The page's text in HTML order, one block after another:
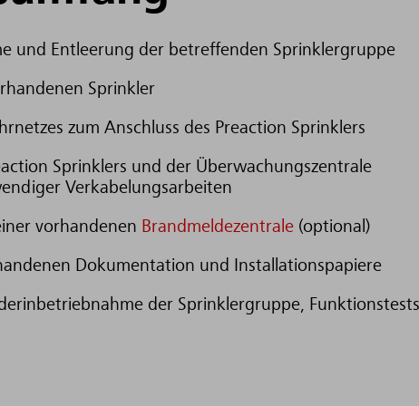
und Entleerung der betreffenden Sprinklergruppe
Sprinkler
zum Anschluss des Preaction Sprinklers
Sprinklers und der Überwachungszentrale
Verkabelungsarbeiten
vorhandenen Brandmeldezentrale (optional)
Dokumentation und Installationspapiere
der Sprinklergruppe,